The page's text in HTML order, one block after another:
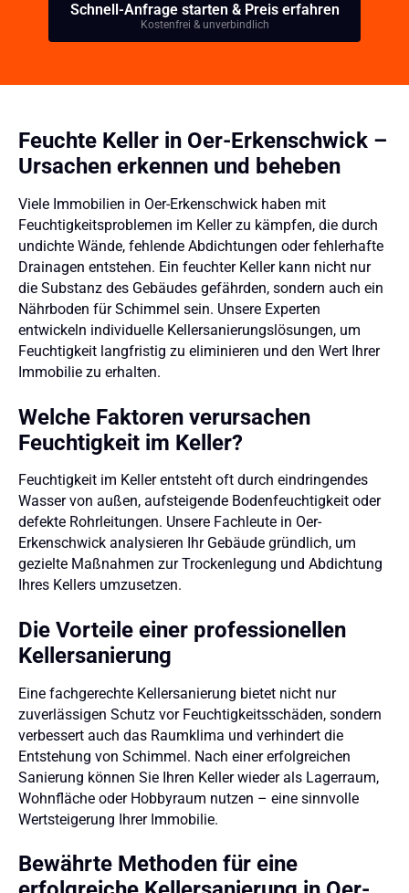
Schnell-Anfrage starten & Preis erfahren
Kostenfrei & unverbindlich
Feuchte Keller in Oer-Erkenschwick –
Ursachen erkennen und beheben
Viele Immobilien in Oer-Erkenschwick haben mit
Feuchtigkeitsproblemen im Keller zu kämpfen, die durch
undichte Wände, fehlende Abdichtungen oder fehlerhafte
Drainagen entstehen. Ein feuchter Keller kann nicht nur
die Substanz des Gebäudes gefährden, sondern auch ein
Nährboden für Schimmel sein. Unsere Experten
entwickeln individuelle Kellersanierungslösungen, um
Feuchtigkeit langfristig zu eliminieren und den Wert Ihrer
Immobilie zu erhalten.
Welche Faktoren verursachen
Feuchtigkeit im Keller?
Feuchtigkeit im Keller entsteht oft durch eindringendes
Wasser von außen, aufsteigende Bodenfeuchtigkeit oder
defekte Rohrleitungen. Unsere Fachleute in Oer-
Erkenschwick analysieren Ihr Gebäude gründlich, um
gezielte Maßnahmen zur Trockenlegung und Abdichtung
Ihres Kellers umzusetzen.
Die Vorteile einer professionellen
Kellersanierung
Eine fachgerechte Kellersanierung bietet nicht nur
zuverlässigen Schutz vor Feuchtigkeitsschäden, sondern
verbessert auch das Raumklima und verhindert die
Entstehung von Schimmel. Nach einer erfolgreichen
Sanierung können Sie Ihren Keller wieder als Lagerraum,
Wohnfläche oder Hobbyraum nutzen – eine sinnvolle
Wertsteigerung Ihrer Immobilie.
Bewährte Methoden für eine